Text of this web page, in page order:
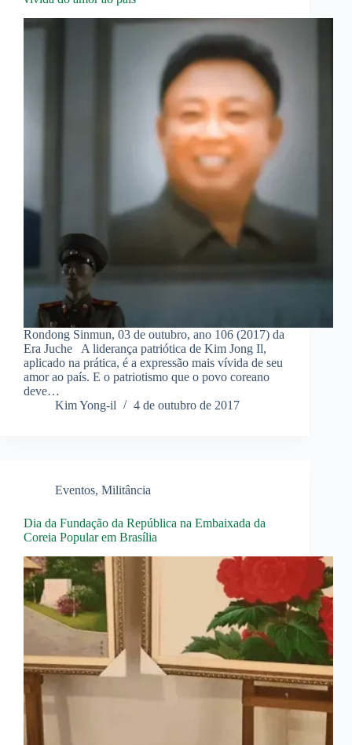
Rondong Sinmun, 03 de outubro, ano 106 (2017) da
Era Juche A liderança patriótica de Kim Jong Il,
aplicado na prática, é a expressão mais vívida de seu
amor ao país. E o patriotismo que o povo coreano
deve…
Kim Yong-il
4 de outubro de 2017
Eventos, Militância
Dia da Fundação da República na Embaixada da
Coreia Popular em Brasília